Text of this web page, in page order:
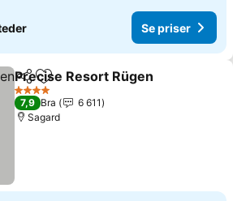
Se priser
Del Legg til i favoritter
Precise Resort Rügen
4 Stjerner
7,9 Bra
6 611
Sagard